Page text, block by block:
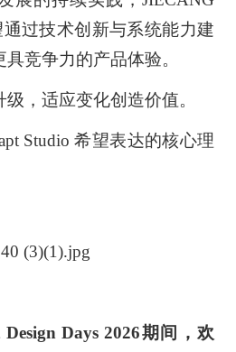
过技术创新与系统能力建
竞争力的产品体验。
适应变化创造价值。
Studio 希望表达的核心理
Days 2026期间，欢